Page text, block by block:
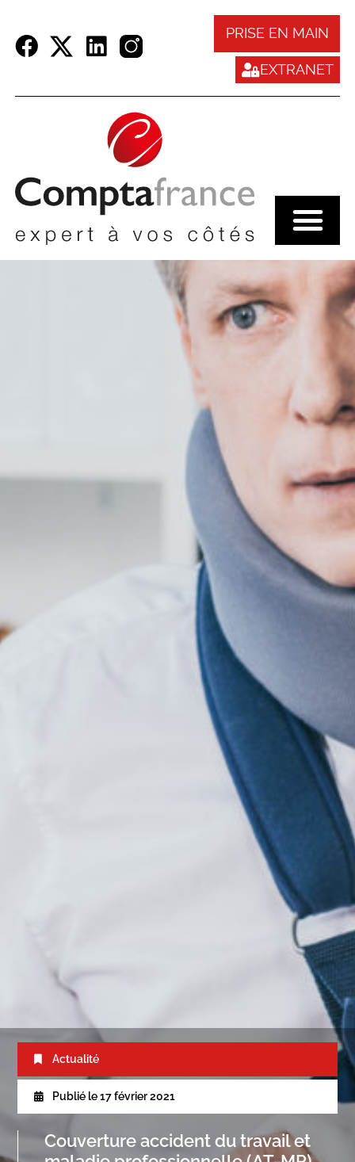
PRISE EN MAIN
EXTRANET
Actualité
Publié le 17 février 2021
Couverture accident du travail et